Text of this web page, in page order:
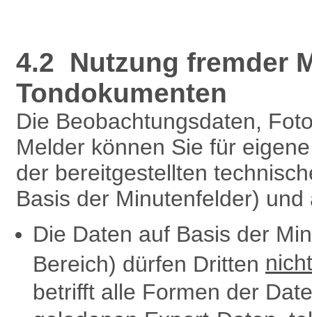
4.2 Nutzung fremder
Tondokumenten
Die Beobachtungsdaten,
Melder können Sie für
der bereitgestellten
Basis der Minutenfelder) und
Die Daten auf Basis der
Bereich) dürfen Dritten nicht
betrifft alle Formen der